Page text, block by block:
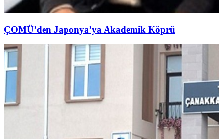
ÇOMÜ’den Japonya’ya Akademik Köprü